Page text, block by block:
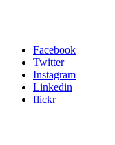
Facebook
Twitter
Instagram
Linkedin
flickr